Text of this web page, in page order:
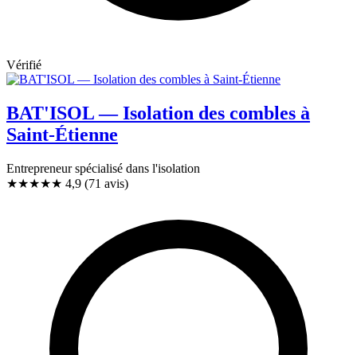
Vérifié
BAT'ISOL — Isolation des combles à
Saint-Étienne
Entrepreneur spécialisé dans l'isolation
★★★★★ 4,9 (71 avis)